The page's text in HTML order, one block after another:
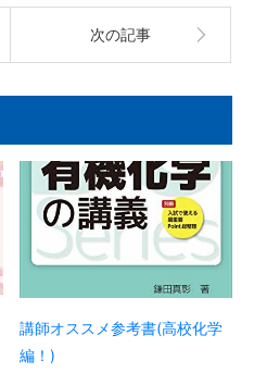
次の記事
講師オススメ参考書(高校化学
編！)